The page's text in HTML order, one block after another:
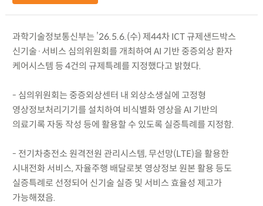
과학기술정보통신부는 ’26.5.6.(수) 제44차 ICT 규제샌드박스
신기술·서비스 심의위원회를 개최하여 AI 기반 중증외상 환자
케어시스템 등 4건의 규제특례를 지정했다고 밝혔다.
- 심의위원회는 중증외상센터 내 외상소생실에 고정형
영상정보처리기기를 설치하여 비식별화 영상을 AI 기반의
의료기록 자동 작성 등에 활용할 수 있도록 실증특례를 지정함.
- 전기차충전소 원격전원 관리시스템, 무선망(LTE)을 활용한
시내전화 서비스, 자율주행 배달로봇 영상정보 원본 활용 등도
실증특례로 선정되어 신기술 실증 및 서비스 효율성 제고가
가능해졌음.